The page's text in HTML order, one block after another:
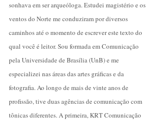
sonhava em ser arqueóloga. Estudei magistério e os
ventos do Norte me conduziram por diversos
caminhos até o momento de escrever este texto do
qual você é leitor. Sou formada em Comunicação
pela Universidade de Brasília (UnB) e me
especializei nas áreas das artes gráficas e da
fotografia. Ao longo de mais de vinte anos de
profissão, tive duas agências de comunicação com
tônicas diferentes. A primeira, KRT Comunicação